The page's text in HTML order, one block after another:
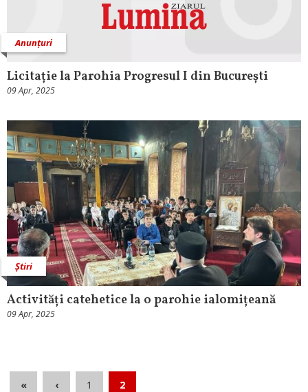
Anunțuri
Licitație la Parohia Progresul I din București
09 Apr, 2025
Știri
Activități catehetice la o parohie ialomițeană
09 Apr, 2025
« ‹ 1 2